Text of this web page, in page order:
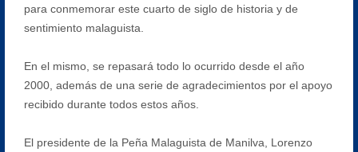
para conmemorar este cuarto de siglo de historia y de
sentimiento malaguista.
En el mismo, se repasará todo lo ocurrido desde el año
2000, además de una serie de agradecimientos por el apoyo
recibido durante todos estos años.
El presidente de la Peña Malaguista de Manilva, Lorenzo